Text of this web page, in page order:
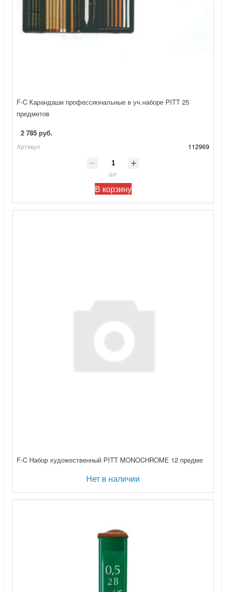
F-C Карандаши профессиональные в уч.наборе PITT 25
предметов
2 785 руб.
Артикул 112969
шт
В корзину
F-C Набор художественный PITT MONOCHROME 12 предме
Нет в наличии